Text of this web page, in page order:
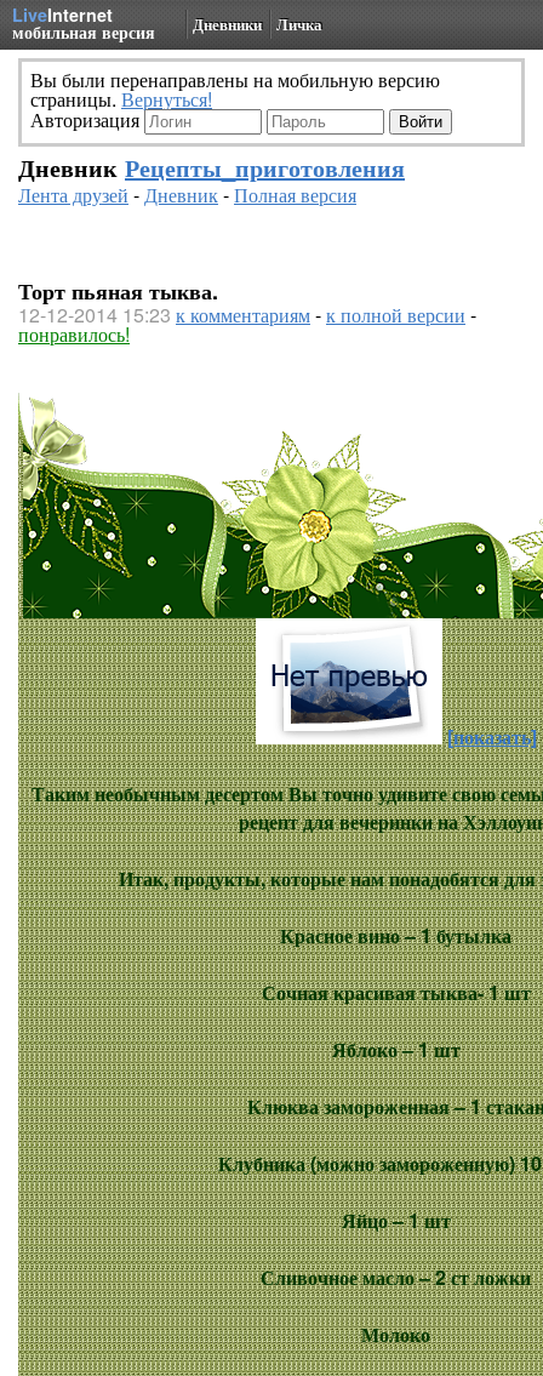
LiveInternet
мобильная версия Дневники Личка
Вы были перенаправлены на мобильную версию
страницы. Вернуться!
Авторизация
Дневник Рецепты_приготовления
Лента друзей -Дневник-Полная версия
Торт пьяная тыква.
12-12-2014 15:23 к комментариям-к полной версии -
понравилось!
[показать]
Таким необычным десертом Вы точно удивите свою
рецепт для вечеринки на
Итак, продукты, которые нам понадобятся для
Красное вино –1 бутылка
Сочная красивая тыква- 1 шт
Яблоко– 1 шт
Клюква замороженная– 1
Клубника(можно замороженную)
Яйцо– 1 шт
Сливочное масло– 2 ст ложки
Молоко